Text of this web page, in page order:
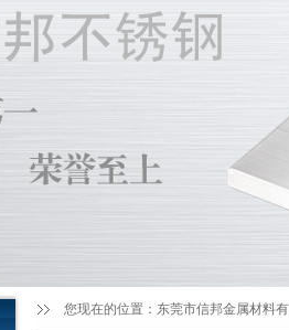
您现在的位置： 东莞市信邦金属材料